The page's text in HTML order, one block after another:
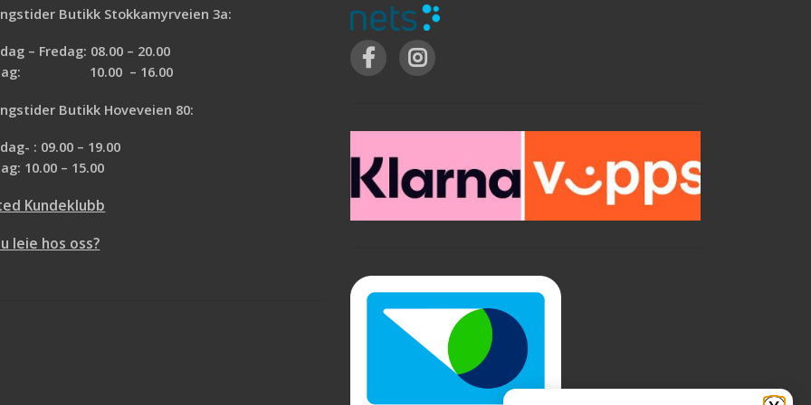
Renser og lysner treet
Gir optimalt underlag for nytt strøk
RENS: Fukt underlaget med kaldt vann.
Påfør TREBITT Terrassebeisfjerner med
Produktet skal virke i 15 – 20 minutter.
virketiden, ved å etterstryke med TREBITT
Terrassebeisfjerner. På store terrasser er
det praktisk å jobbe felt for felt. Les
SKYLL: Skyll godt med vann – gammel
Butikk Stokkamyrveien 3a:
– Fredag: 08.00 – 20.00
10.00 – 16.00
Butikk Hoveveien 80:
: 09.00 – 19.00
10.00 – 15.00
Kundeklubb
leie hos oss?